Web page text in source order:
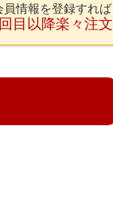
員情報を登録すれば
目以降楽々注文